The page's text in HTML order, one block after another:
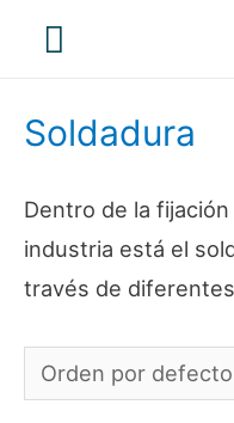
Menú
Soldadura
Dentro de la
industria está el
través de